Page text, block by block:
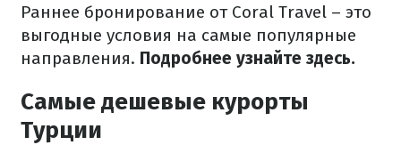
Раннее бронирование от Coral Travel – это
выгодные условия на самые популярные
направления. Подробнее узнайте здесь.
Самые дешевые курорты
Турции